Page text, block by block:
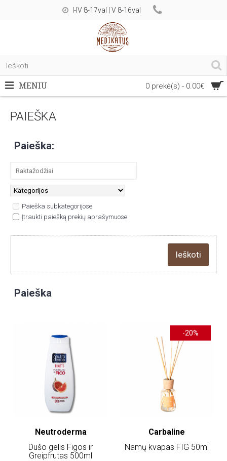
I-IV 8-17val | V 8-16val
0 prekė(s) - 0.00€
MENIU
PAIEŠKA
Paieška:
Paieška subkategorijose
Įtraukti paiešką prekių aprašymuose
Paieška
Neutroderma
Dušo gelis Figos ir
Greipfrutas 500ml
-20%
Carbaline
Namų kvapas FIG 50ml